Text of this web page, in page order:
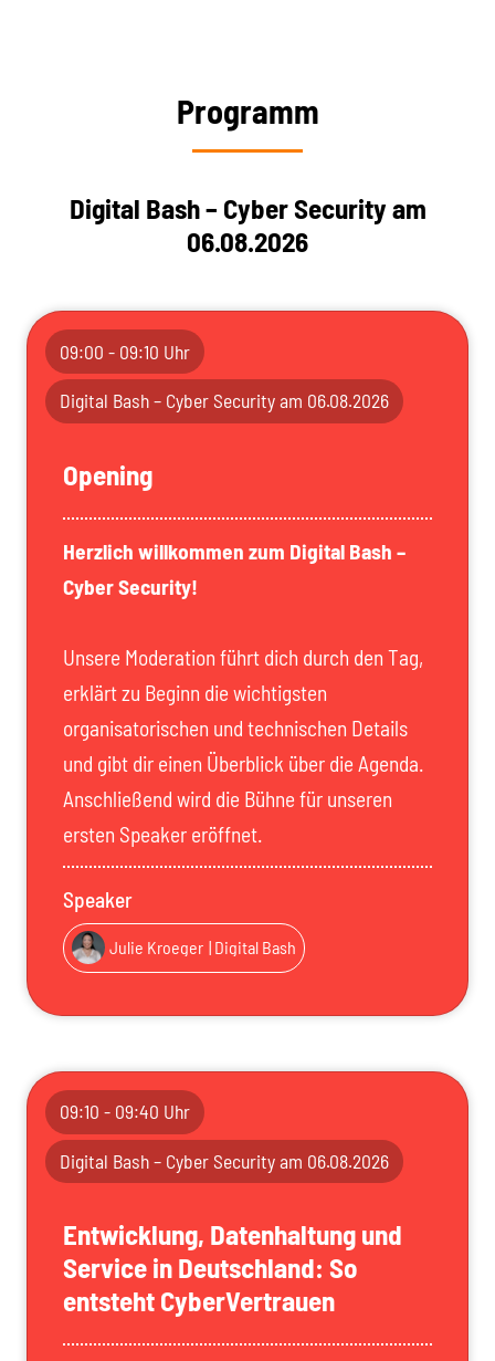
Programm
Digital Bash – Cyber Security am
06.08.2026
09:00 - 09:10 Uhr
Digital Bash – Cyber Security am 06.08.2026
Opening
Herzlich willkommen zum Digital Bash –
Cyber Security!
Unsere Moderation führt dich durch den Tag,
erklärt zu Beginn die wichtigsten
organisatorischen und technischen Details
und gibt dir einen Überblick über die Agenda.
Anschließend wird die Bühne für unseren
ersten Speaker eröffnet.
Speaker
Julie Kroeger | Digital Bash
09:10 - 09:40 Uhr
Digital Bash – Cyber Security am 06.08.2026
Entwicklung, Datenhaltung und
Service in Deutschland: So
entsteht CyberVertrauen